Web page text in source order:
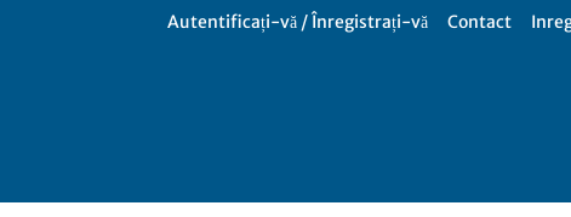
Autentificați-vă / Înregistrați-vă Contact